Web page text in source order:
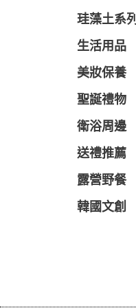
珪藻土系列
生活用品
美妝保養
聖誕禮物
衛浴周邊
送禮推薦
露營野餐
韓國文創